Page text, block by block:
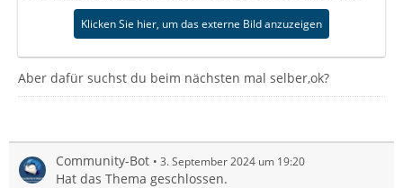
Klicken Sie hier, um das externe Bild anzuzeigen
Aber dafür suchst du beim nächsten mal selber,ok?
Community-Bot 3. September 2024 um 19:20
Hat das Thema geschlossen.